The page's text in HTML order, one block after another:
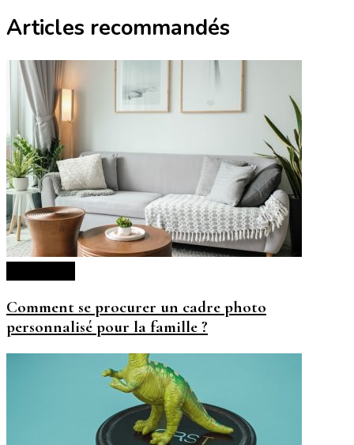
Articles recommandés
Comment se procurer un cadre photo
personnalisé pour la famille ?